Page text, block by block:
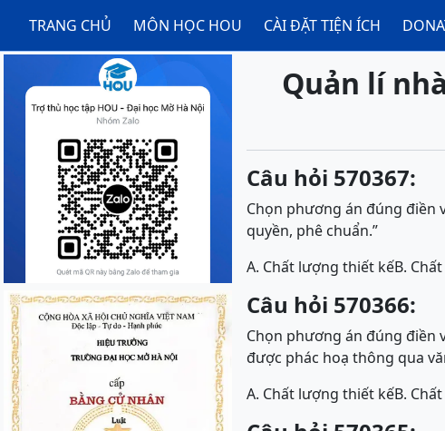
TRANG CHỦ MÔN HỌC HOU CÀI ĐẶT TIỆN ÍCH
Quản lí
Câu hỏi 570367:
Chọn phương án đúng
quyền, phê chuẩn.”
A. Chất lượng thiết kếB.
Câu hỏi 570366:
Chọn phương án đúng
được phác hoạ thông qua
A. Chất lượng thiết kếB.